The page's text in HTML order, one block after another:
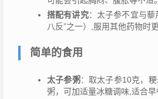
搭配有讲究：太子参不宜与藜
八反”之一）,服用其他药物时
简单的食用
太子参粥：取太子参10克，
粥，可加适量冰糖调味,适合早